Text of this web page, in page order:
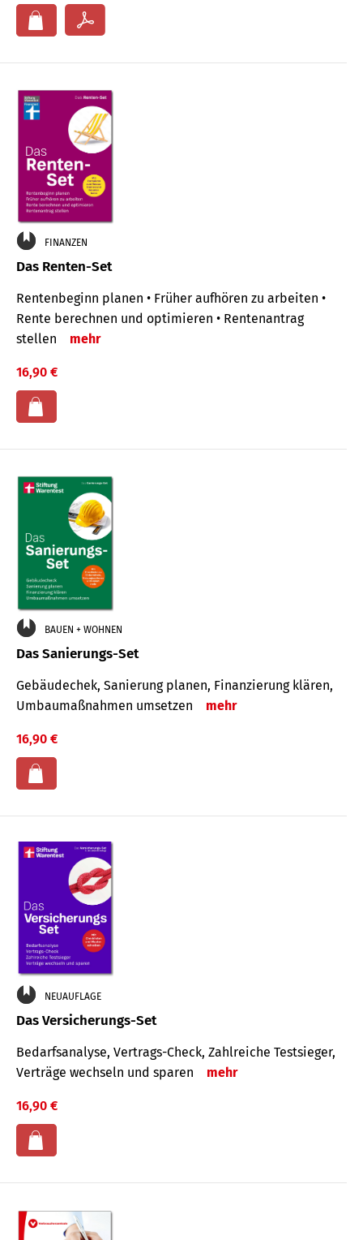
FINANZEN
Das Renten-Set
Rentenbeginn planen • Früher aufhören zu arbeiten •
Rente berechnen und optimieren • Rentenantrag
stellen
mehr
16,90 €
BAUEN + WOHNEN
Das Sanierungs-Set
Gebäudechek, Sanierung planen, Finanzierung klären,
Umbaumaßnahmen umsetzen
mehr
16,90 €
NEUAUFLAGE
Das Versicherungs-Set
Bedarfsanalyse, Vertrags-Check, Zahlreiche Testsieger,
Verträge wechseln und sparen
mehr
16,90 €